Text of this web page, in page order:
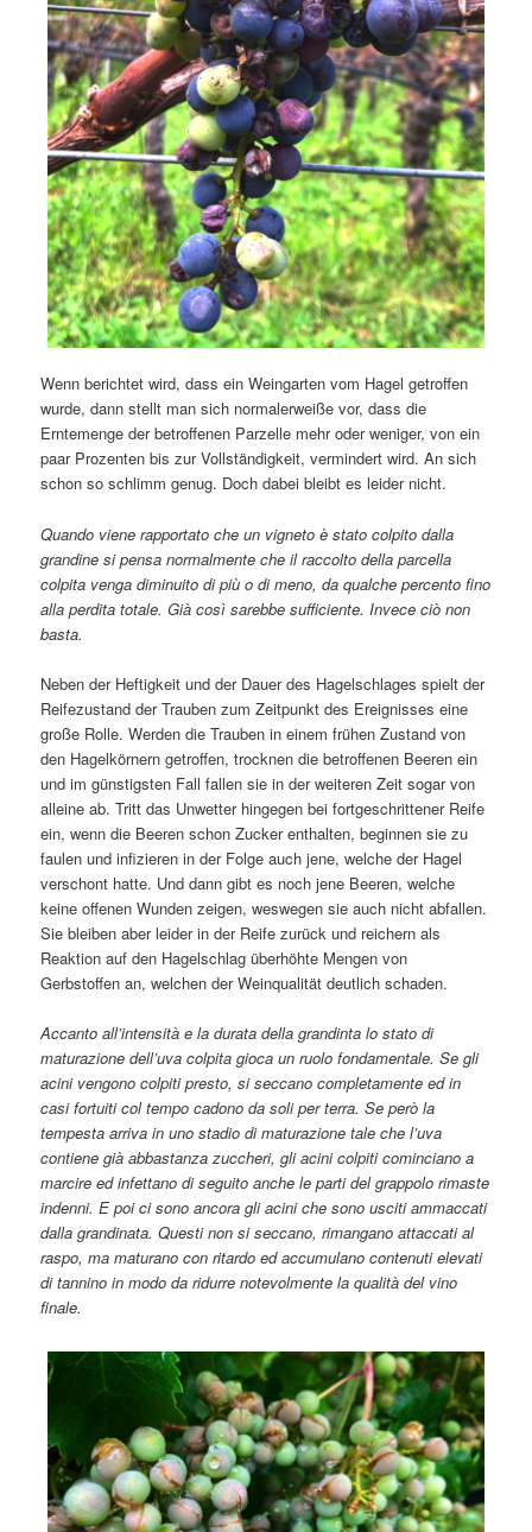
Wenn berichtet wird, dass ein Weingarten vom Hagel getroffen
wurde, dann stellt man sich normalerweiße vor, dass die
Erntemenge der betroffenen Parzelle mehr oder weniger, von ein
paar Prozenten bis zur Vollständigkeit, vermindert wird. An sich
schon so schlimm genug. Doch dabei bleibt es leider nicht.
Quando viene rapportato che un vigneto è stato colpito dalla
grandine si pensa normalmente che il raccolto della parcella
colpita venga diminuito di più o di meno, da qualche percento fino
alla perdita totale. Già così sarebbe sufficiente. Invece ciò non
basta.
Neben der Heftigkeit und der Dauer des Hagelschlages spielt der
Reifezustand der Trauben zum Zeitpunkt des Ereignisses eine
große Rolle. Werden die Trauben in einem frühen Zustand von
den Hagelkörnern getroffen, trocknen die betroffenen Beeren ein
und im günstigsten Fall fallen sie in der weiteren Zeit sogar von
alleine ab. Tritt das Unwetter hingegen bei fortgeschrittener Reife
ein, wenn die Beeren schon Zucker enthalten, beginnen sie zu
faulen und infizieren in der Folge auch jene, welche der Hagel
verschont hatte. Und dann gibt es noch jene Beeren, welche
keine offenen Wunden zeigen, weswegen sie auch nicht abfallen.
Sie bleiben aber leider in der Reife zurück und reichern als
Reaktion auf den Hagelschlag überhöhte Mengen von
Gerbstoffen an, welchen der Weinqualität deutlich schaden.
Accanto all’intensità e la durata della grandinta lo stato di
maturazione dell’uva colpita gioca un ruolo fondamentale. Se gli
acini vengono colpiti presto, si seccano completamente ed in
casi fortuiti col tempo cadono da soli per terra. Se però la
tempesta arriva in uno stadio di maturazione tale che l’uva
contiene già abbastanza zuccheri, gli acini colpiti cominciano a
marcire ed infettano di seguito anche le parti del grappolo rimaste
indenni. E poi ci sono ancora gli acini che sono usciti ammaccati
dalla grandinata. Questi non si seccano, rimangano attaccati al
raspo, ma maturano con ritardo ed accumulano contenuti elevati
di tannino in modo da ridurre notevolmente la qualità del vino
finale.